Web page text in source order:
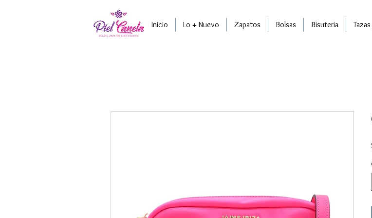
Inicio Lo + Nuevo Zapatos Bolsas Bisuteria